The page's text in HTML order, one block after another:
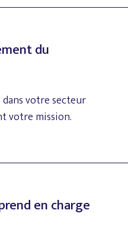
du
dansvotresecteur
votre mission.
encharge